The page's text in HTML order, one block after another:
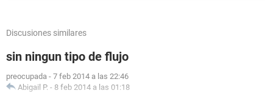
Discusiones similares
sin ningun tipo de flujo
preocupada - 7 feb 2014 a las 22:46
Abigail P. - 8 feb 2014 a las 01:18